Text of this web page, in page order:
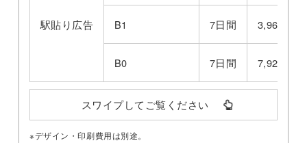
駅貼り広告 B1 7日間 3,960円
B0 7日間 7,920円
スワイプしてご覧ください
※デザイン・印刷費用は別途。